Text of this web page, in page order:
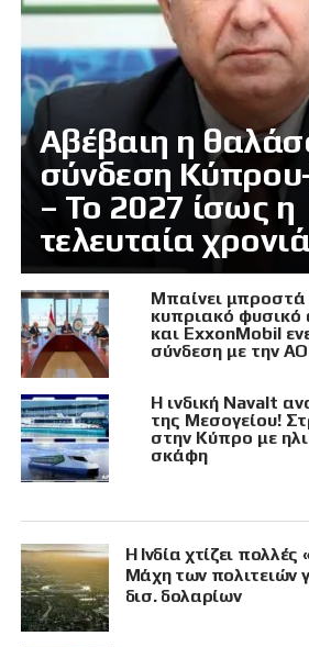
Αβέβαιη η
σύνδεση
– Το 2027 ίσως η
τελευταία χρονιά
Μπαίνει μπροστά
κυπριακό φυσικό
και ExxonMobil
σύνδεση με την
Η ινδική Navalt
της Μεσογείου!
στην Κύπρο με
σκάφη
Η Ινδία χτίζει
Μάχη των πολιτειών
δισ. δολαρίων